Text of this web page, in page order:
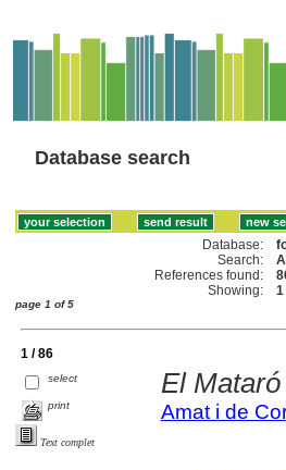
Database search
Database:
Search:
References found:
Showing:
1
page 1 of 5
1 / 86
select
print
Text complet
El
Amat i de